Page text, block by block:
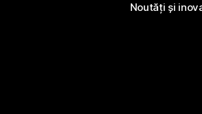
Noutăți și